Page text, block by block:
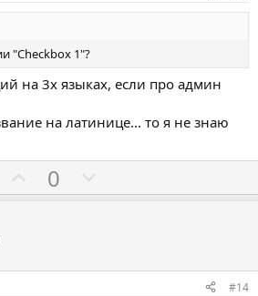
"Checkbox 1"?
на 3х языках, если про админ
на латинице... то я не знаю
а
0
р
и
#14